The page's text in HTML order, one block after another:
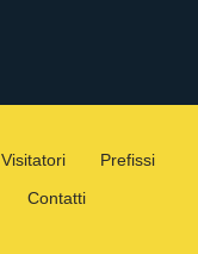
Visitatori
Prefissi
Contatti